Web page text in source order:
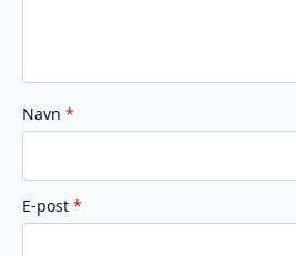
Navn *
E-post *